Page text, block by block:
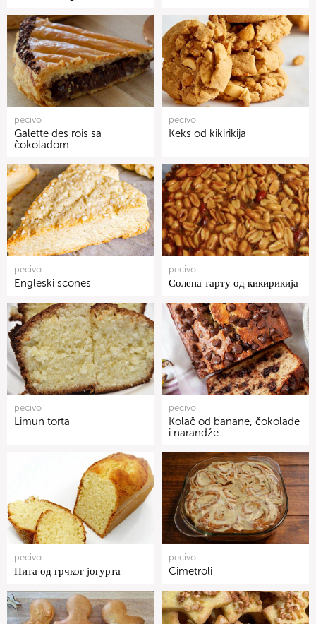
pecivo
Galette des rois sa
čokoladom
pecivo
Keks od kikirikija
pecivo
Engleski scones
pecivo
Солена тарту од кикирикија
pecivo
Limun torta
pecivo
Kolač od banane, čokolade
i narandže
pecivo
Пита од грчког јогурта
pecivo
Cimetroli